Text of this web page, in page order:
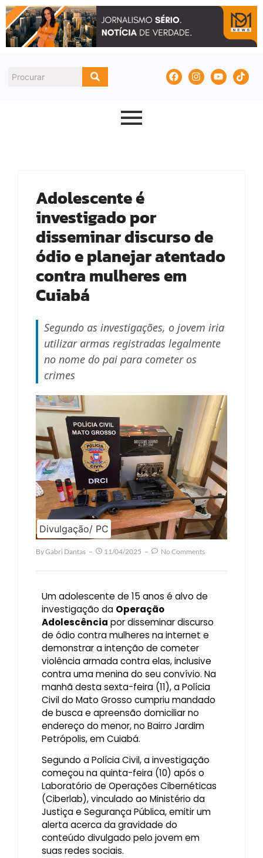
Adolescente é
investigado por
disseminar discurso de
ódio e planejar atentado
contra mulheres em
Cuiabá
Segundo as investigações, o jovem iria
utilizar armas registradas legalmente
no nome do pai para cometer os
crimes
Divulgação/ PC
ByGabri Dantas 11/04/2025 No Comments
Um adolescente de 15 anos é alvo de
investigação da Operação
Adolescência por disseminar discurso
de ódio contra mulheres na internet e
demonstrar a intenção de cometer
violência armada contra elas, inclusive
contra uma menina do seu convívio. Na
manhã desta sexta-feira (11), a Polícia
Civil do Mato Grosso cumpriu mandado
de busca e apreensão domiciliar no
endereço do menor, no Bairro Jardim
Petrópolis, em Cuiabá.
Segundo a Polícia Civil, a investigação
começou na quinta-feira (10) após o
Laboratório de Operações Cibernéticas
(Ciberlab), vinculado ao Ministério da
Justiça e Segurança Pública, emitir um
alerta acerca da gravidade do
conteúdo divulgado pelo jovem em
suas redes sociais.